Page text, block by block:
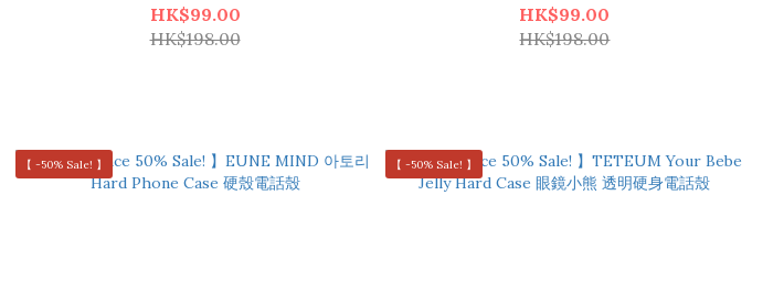
HK$99.00
HK$198.00
HK$99.00
HK$198.00
【 -50% Sale! 】 【 -50% Sale! 】